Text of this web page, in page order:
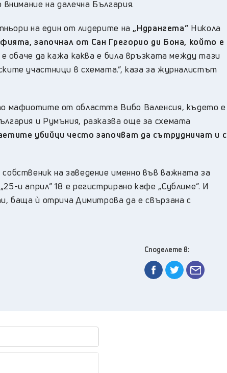
на далечна България.
на един от лидерите на„Ндрангета” Никола
започнал от Сан Грегорио ди Бона, който е
обаче да кажа каква е била връзката между тази
участници в схемата.”, каза за журналистът
мафиотите от областта Вибо Валенсия, където е
и Румъния, разказва още за схемата
убийци често започват да сътрудничат и с
на заведение именно във важната за
и април” 18 е регистрирано кафе „Сублиме”. И
баща ѝ отрича Димитрова да е свързана с
Споделете в: